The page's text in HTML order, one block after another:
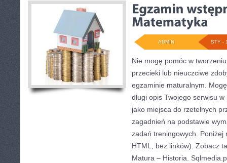
STY -
ADMIN
Nie mogę pomóc w
przecieki lub nieuczciwe
egzaminie maturalnym.
długi opis Twojego serwisu
jako miejsca do rzetelnych
zagadnień na podstawie
zadań treningowych. Poniżej
HTML, bez linków). Zobacz
Matura – Historia.